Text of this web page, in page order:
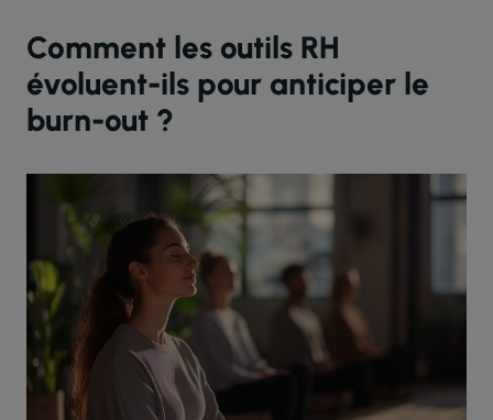
Comment les outils RH
évoluent-ils pour anticiper le
burn-out ?